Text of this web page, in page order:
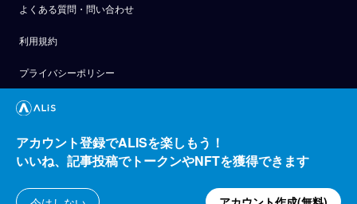
よくある質問・問い合わせ
利用規約
プライバシーポリシー
公式アナウンス
技術ブログ
API
運営会社
アカウント登録でALISを楽しもう！
いいね、記事投稿でトークンやNFTを獲得できます